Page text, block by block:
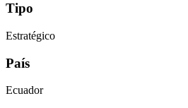
Tipo
Estratégico
País
Ecuador